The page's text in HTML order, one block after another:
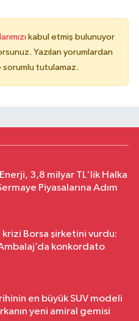
kabul etmiş bulunuyor
Yazılan yorumlardan
sorumlu tutulamaz.
3,8 milyar TL'lik Halka
Piyasalarına Adım
Borsa şirketini vurdu:
konkordato
en büyük SUV modeli
yeni amiral gemisi